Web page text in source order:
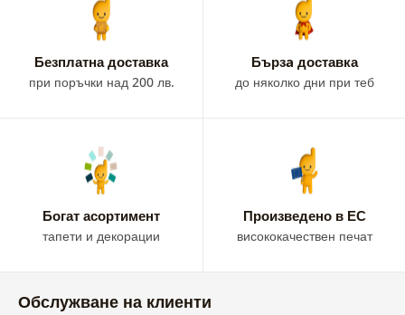
Безплатна доставка
при поръчки над 200 лв.
Бързa доставка
до няколко дни при теб
Богат асортимент
тапети и декорации
Произведено в ЕС
висококачествен печат
Обслужване на клиенти